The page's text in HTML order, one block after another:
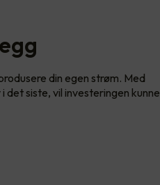
din egen strøm. Med
det siste, vil investeringen kunne